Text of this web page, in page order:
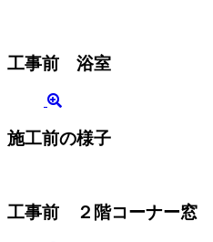
工事前 浴室
施工前の様子
工事前 ２階コーナー窓